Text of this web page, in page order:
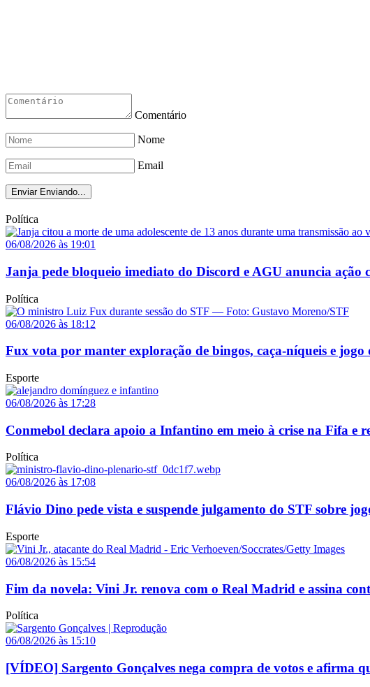
Comentário
Nome
Email
Enviar Enviando...
Política
06/08/2026 às 19:01
Janja pede bloqueio imediato do Discord e AGU anuncia ação
Política
06/08/2026 às 18:12
Fux vota por manter exploração de bingos, caça-níqueis e
Esporte
06/08/2026 às 17:28
Conmebol declara apoio a Infantino em meio à crise na Fifa e
Política
06/08/2026 às 17:08
Flávio Dino pede vista e suspende julgamento do STF sobre
Esporte
06/08/2026 às 15:54
Fim da novela: Vini Jr. renova com o Real Madrid e assina
Política
06/08/2026 às 15:10
[VÍDEO] Sargento Gonçalves nega compra de votos e afirma